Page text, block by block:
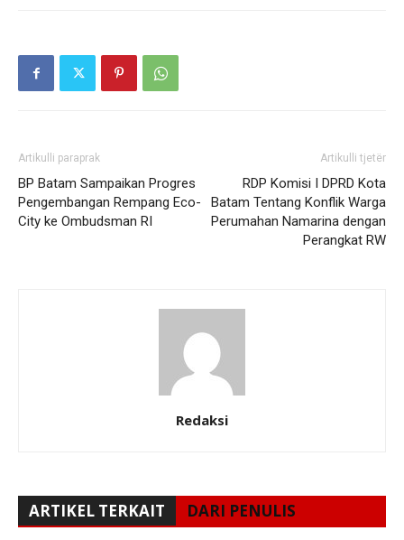
Artikulli paraprak
BP Batam Sampaikan Progres
Pengembangan Rempang Eco-
City ke Ombudsman RI
Artikulli tjetër
RDP Komisi I DPRD Kota
Batam Tentang Konflik Warga
Perumahan Namarina dengan
Perangkat RW
Redaksi
ARTIKEL TERKAIT DARI PENULIS